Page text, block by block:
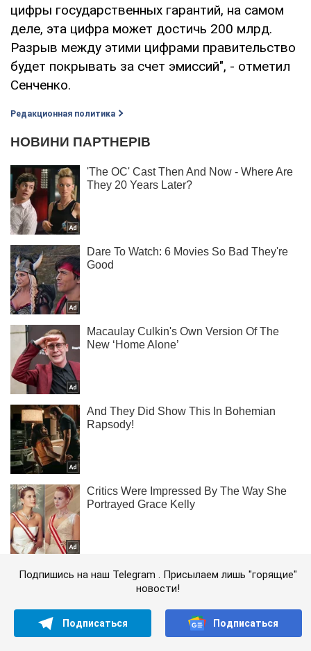
цифры государственных гарантий, на самом
деле, эта цифра может достичь 200 млрд.
Разрыв между этими цифрами правительство
будет покрывать за счет эмиссий", - отметил
Сенченко.
Редакционная политика
Подпишись на наш Telegram . Присылаем лишь "горящие"
новости!
Подписаться Подписаться